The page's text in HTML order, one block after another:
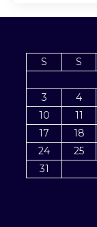
S S
3
4
10
11
17
18
24
25
31